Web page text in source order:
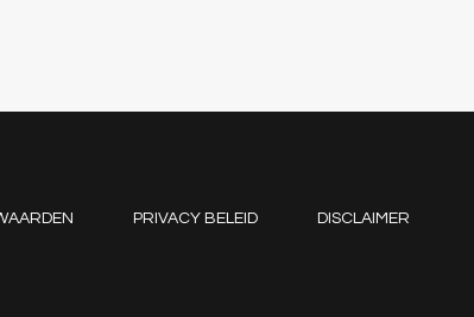
PRIVACY BELEID DISCLAIMER